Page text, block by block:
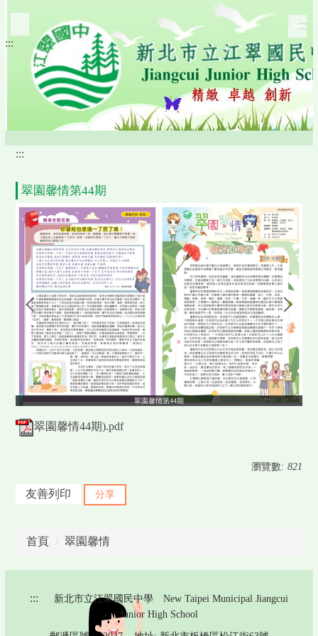
跳
主
:::
:::
翠園馨情第44期
翠園馨情第44期
翠園馨情44期).pdf
瀏覽數: 821
友善列印 分享
首頁 翠園馨情
::: 新北市立江翠國民中學 New Taipei Municipal Jiangcui
Junior High School